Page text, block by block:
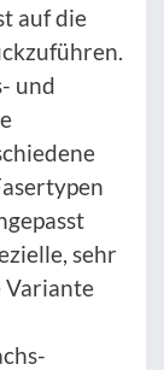
auf die
und
sehr
Variante